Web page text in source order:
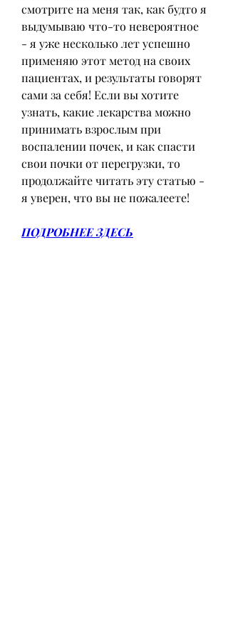
смотрите на меня так, как будто я
выдумываю что-то невероятное
- я уже несколько лет успешно
применяю этот метод на своих
пациентах, и результаты говорят
сами за себя! Если вы хотите
узнать, какие лекарства можно
принимать взрослым при
воспалении почек, и как спасти
свои почки от перегрузки, то
продолжайте читать эту статью -
я уверен, что вы не пожалеете!
ПОДРОБНЕЕ ЗДЕСЬ